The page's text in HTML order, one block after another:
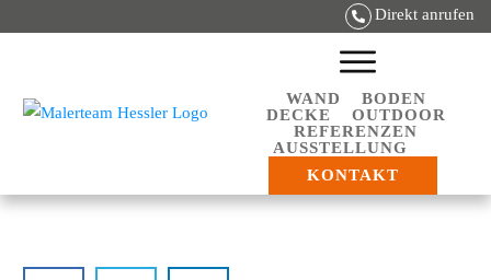
Direkt anrufen
WAND
BODEN
DECKE
OUTDOOR
REFERENZEN
AUSSTELLUNG
KONTAKT